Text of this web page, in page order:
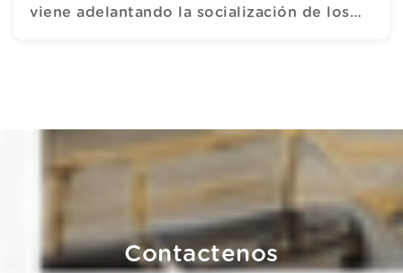
viene adelantando la socialización de los
disposición final correcta y evitar que se
realice de manera
Contactenos